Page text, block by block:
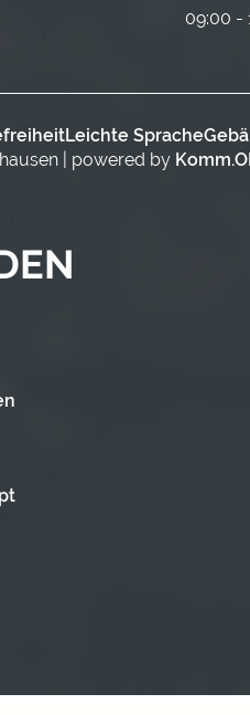
09:00 -
Leichte Sprache
| powered by